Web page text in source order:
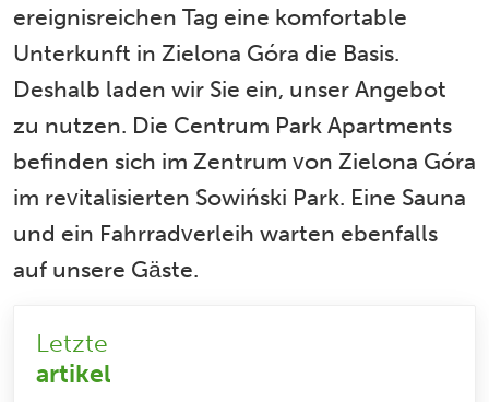
ereignisreichen Tag eine komfortable
Unterkunft in Zielona Góra die Basis.
Deshalb laden wir Sie ein, unser Angebot
zu nutzen. Die Centrum Park Apartments
befinden sich im Zentrum von Zielona Góra
im revitalisierten Sowiński Park. Eine Sauna
und ein Fahrradverleih warten ebenfalls
auf unsere Gäste.
Letzte
artikel